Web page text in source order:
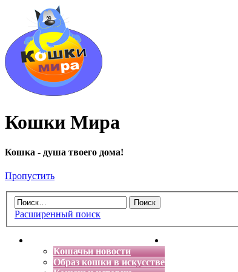
Кошки Мира
Кошка - душа твоего дома!
Пропустить
Расширенный поиск
Кошачьи новости
Образ кошки в искусстве
Энциклопедия